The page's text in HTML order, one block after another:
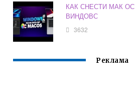
КАК СНЕСТИ МАК
ВИНДОВС
3632
Реклама